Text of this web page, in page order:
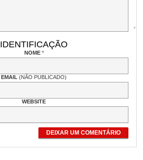
IDENTIFICAÇÃO
NOME *
EMAIL(NÃO PUBLICADO)
WEBSITE
DEIXAR UM COMENTÁRIO